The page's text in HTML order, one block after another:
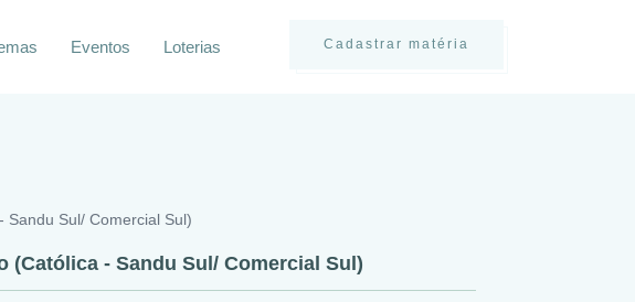
Cadastrar matéria
Eventos Loterias
Sandu Sul/ Comercial Sul)
(Católica - Sandu Sul/ Comercial Sul)